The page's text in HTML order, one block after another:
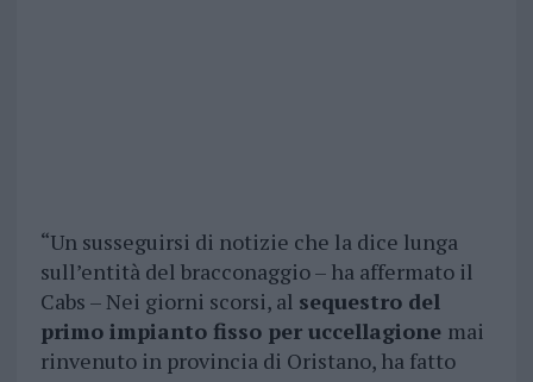
“Un susseguirsi di notizie che la dice lunga
sull’entità del bracconaggio – ha affermato il
Cabs – Nei giorni scorsi, al sequestro del
primo impianto fisso per uccellagione mai
rinvenuto in provincia di Oristano, ha fatto